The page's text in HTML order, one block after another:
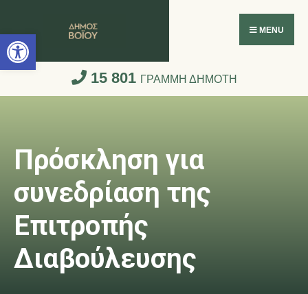
Ανοίξτε τη γραμμή εργαλείων
MENU
15 801 ΓΡΑΜΜΗ ΔΗΜΟΤΗ
Πρόσκληση για
συνεδρίαση της
Επιτροπής
Διαβούλευσης